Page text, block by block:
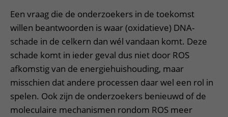
Een vraag die de onderzoekers in de toekomst
willen beantwoorden is waar (oxidatieve) DNA-
schade in de celkern dan wél vandaan komt. Deze
schade komt in ieder geval dus niet door ROS
afkomstig van de energiehuishouding, maar
misschien dat andere processen daar wel een rol in
spelen. Ook zijn de onderzoekers benieuwd of de
moleculaire mechanismen rondom ROS meer